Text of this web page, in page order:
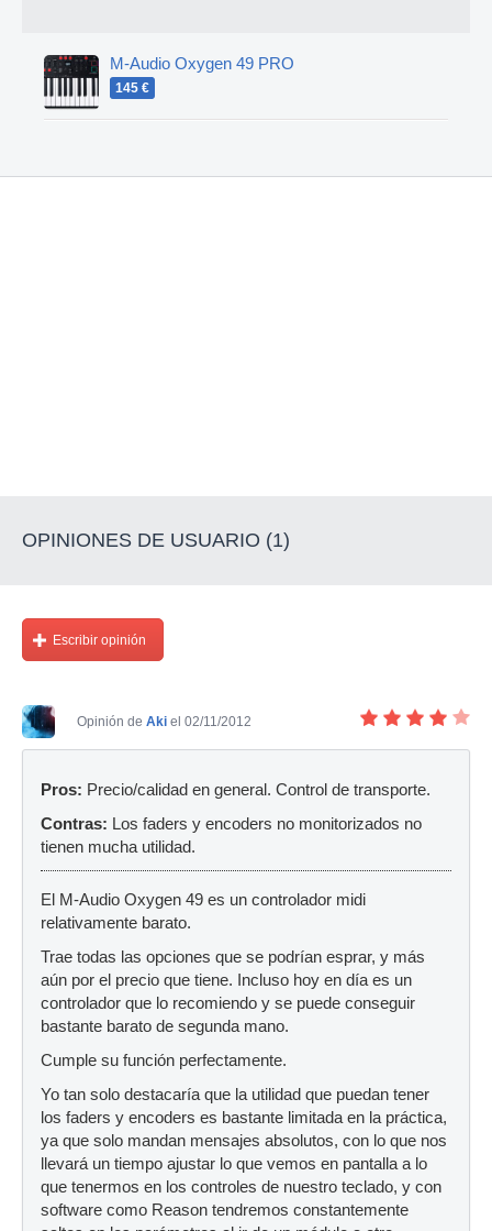
M-Audio Oxygen 49 PRO
145 €
OPINIONES DE USUARIO (1)
Escribir opinión
Opinión de Aki el 02/11/2012
Pros: Precio/calidad en general. Control de transporte.
Contras: Los faders y encoders no monitorizados no
tienen mucha utilidad.
El M-Audio Oxygen 49 es un controlador midi
relativamente barato.
Trae todas las opciones que se podrían esprar, y más
aún por el precio que tiene. Incluso hoy en día es un
controlador que lo recomiendo y se puede conseguir
bastante barato de segunda mano.
Cumple su función perfectamente.
Yo tan solo destacaría que la utilidad que puedan tener
los faders y encoders es bastante limitada en la práctica,
ya que solo mandan mensajes absolutos, con lo que nos
llevará un tiempo ajustar lo que vemos en pantalla a lo
que tenermos en los controles de nuestro teclado, y con
software como Reason tendremos constantemente